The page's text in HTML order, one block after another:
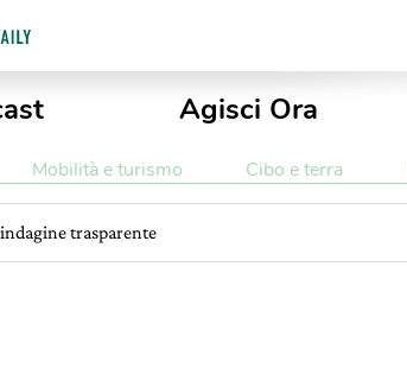
Agisci Ora
Mobilità e turismo Cibo e terra
trasparente